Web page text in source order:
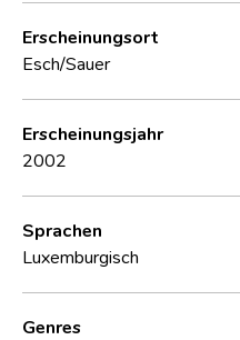
Erscheinungsort
Esch/Sauer
Erscheinungsjahr
2002
Sprachen
Luxemburgisch
Genres